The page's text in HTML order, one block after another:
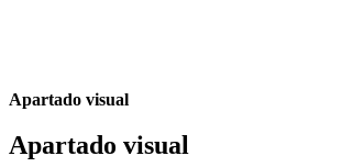
Apartado visual
Apartado visual